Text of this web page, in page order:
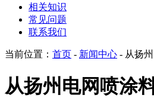
相关知识
常见问题
联系我们
当前位置： 首页 - 新闻中心 - 从扬
从扬州电网喷涂